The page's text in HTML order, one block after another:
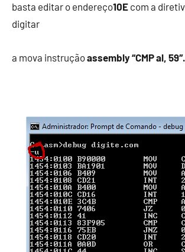
basta editar o endereço10E com a
digitar
a mova instruçãoassembly “CMP al, 59″.